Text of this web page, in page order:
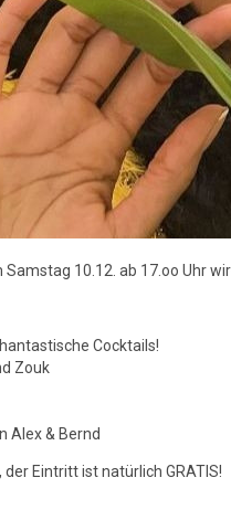
10.12. ab 17.oo Uhr
Cocktails!
Zouk
Alex & Bernd
Eintritt ist natürlich GRATIS!